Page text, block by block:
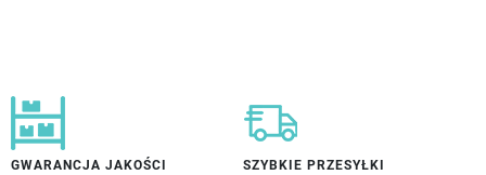
GWARANCJA JAKOŚCI
SZYBKIE PRZESYŁKI